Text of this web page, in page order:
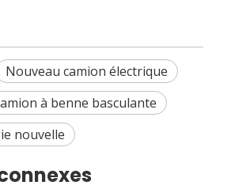
Nouveau camion électrique
à benne basculante
nouvelle